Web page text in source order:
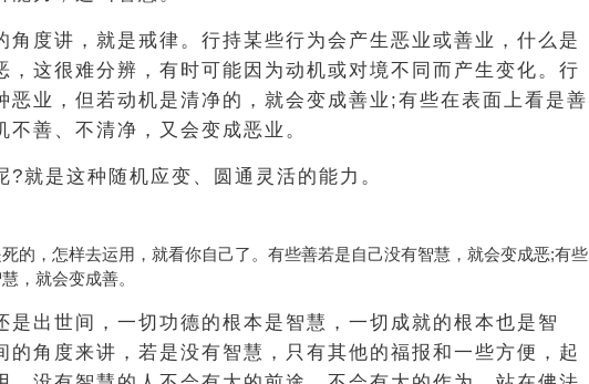
角度讲，就是戒律。行持某些行为会产生恶业或善业，什么是
，这很难分辨，有时可能因为动机或对境不同而产生变化。行
恶业，但若动机是清净的，就会变成善业;有些在表面上看是善
不善、不清净，又会变成恶业。
?就是这种随机应变、圆通灵活的能力。
的，怎样去运用，就看你自己了。有些善若是自己没有智慧，就会变成恶;有些
，就会变成善。
是出世间，一切功德的根本是智慧，一切成就的根本也是智
的角度来讲，若是没有智慧，只有其他的福报和一些方便，起